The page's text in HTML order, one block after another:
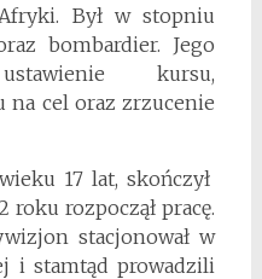
Był w stopniu
bombardier. Jego
kursu,
na cel oraz zrzucenie
17 lat, skończył
roku rozpoczął pracę.
stacjonował w
i stamtąd prowadzili